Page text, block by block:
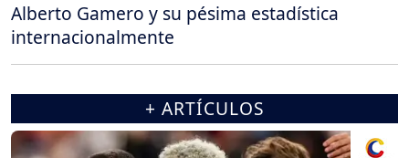
Alberto Gamero y su pésima estadística
internacionalmente
+ ARTÍCULOS